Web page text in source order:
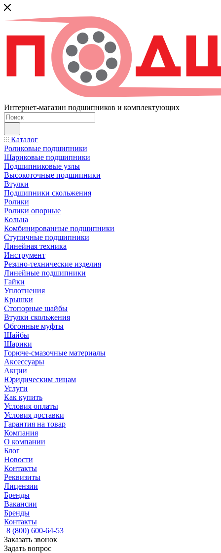
Интернет-магазин подшипников и комплектующих
Каталог
Роликовые подшипники
Шариковые подшипники
Подшипниковые узлы
Высокоточные подшипники
Втулки
Подшипники скольжения
Ролики
Ролики опорные
Кольца
Комбинированные подшипники
Ступичные подшипники
Линейная техника
Инструмент
Резино-технические изделия
Линейные подшипники
Гайки
Уплотнения
Крышки
Стопорные шайбы
Втулки скольжения
Обгонные муфты
Шайбы
Шарики
Горюче-смазочные материалы
Аксессуары
Акции
Юридическим лицам
Услуги
Как купить
Условия оплаты
Условия доставки
Гарантия на товар
Компания
О компании
Блог
Новости
Контакты
Реквизиты
Лицензии
Бренды
Вакансии
Бренды
Контакты
8 (800) 600-64-53
Заказать звонок
Задать вопрос